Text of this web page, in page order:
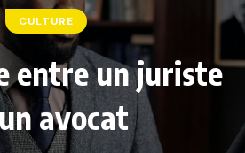
CULTURE
entre un juriste
avocat